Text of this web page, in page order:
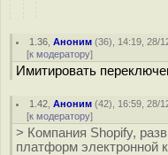
1.36 ,Аноним (36), 14:19, 28/
[к модератору]
Имитировать
1.42 ,Аноним (42), 16:59, 28/
[к модератору]
> Компания Shopify,
платформ электронной